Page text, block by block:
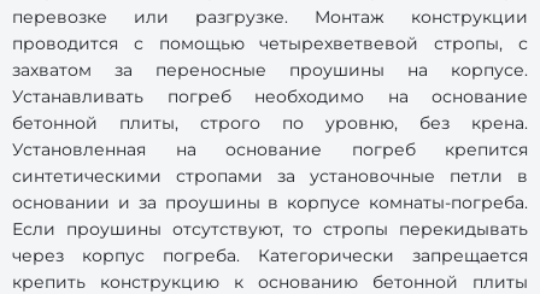
перевозке или разгрузке. Монтаж конструкции
проводится с помощью четырехветвевой стропы, с
захватом за переносные проушины на корпусе.
Устанавливать погреб необходимо на основание
бетонной плиты, строго по уровню, без крена.
Установленная на основание погреб крепится
синтетическими стропами за установочные петли в
основании и за проушины в корпусе комнаты-погреба.
Если проушины отсутствуют, то стропы перекидывать
через корпус погреба. Категорически запрещается
крепить конструкцию к основанию бетонной плиты